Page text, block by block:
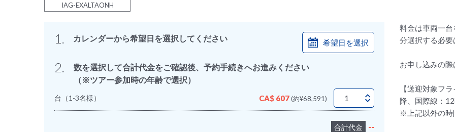
IAG-EXALTAONH
1. カレンダーから希望日を選択してください 希望日を選択
2.
数を選択して合計代金をご確認後、予約手続きへお進みください
（※ツアー参加時の年齢で選択）
台（1-3名様） CA$ 607(約¥68,591)
合計代金 --
料金は車両一
分選択する必
お申し込みの
【送迎対象フ
降、国際線：
※上記以外の時